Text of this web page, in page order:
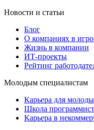
Новости и статьи
Блог
О компаниях в
Жизнь в компании
ИТ-проекты
Рейтинг
Молодым специалистам
Карьера для
Школа
Карьера в